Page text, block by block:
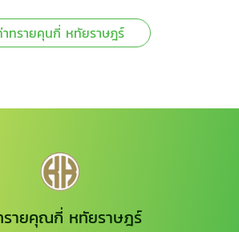
าทรายคุนกี่ หทัยราษฎร์
รายคุณกี่ หทัยราษฎร์